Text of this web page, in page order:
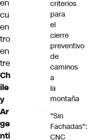
en
cu
en
tro
en
tre
Ch
ile
y
Ar
ge
nti
criterios
para
el
cierre
preventivo
de
caminos
a
la
montaña
"Sin
Fachadas":
CNC